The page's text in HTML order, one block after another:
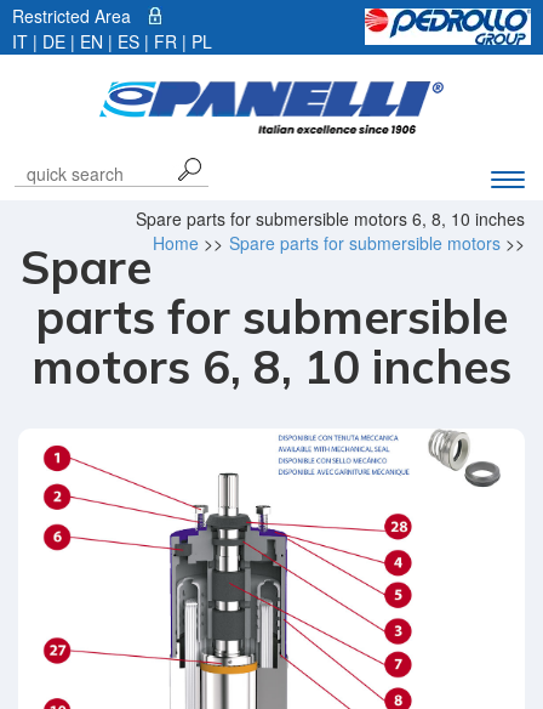
Restricted Area
IT | DE | EN | ES | FR | PL
bar
Spare parts for submersible motors 6, 8, 10 inches
Spare parts for submersible motors >>
Home >>
Spare
parts for submersible
motors 6, 8, 10 inches